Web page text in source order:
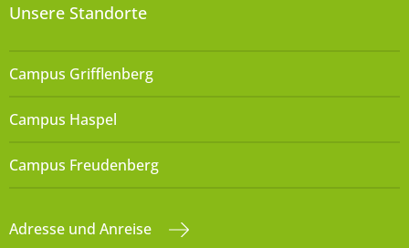
Unsere Standorte
Campus Grifflenberg
Campus Haspel
Campus Freudenberg
Adresse und Anreise